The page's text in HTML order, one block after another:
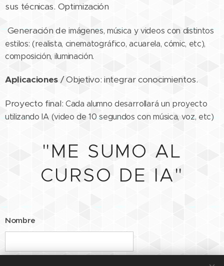
sus técnicas. Optimización
Generación de imágenes, música y videos con distintos
estilos: (realista, cinematográfico, acuarela, cómic, etc),
composición, iluminación.
Aplicaciones / Objetivo: integrar conocimientos.
Proyecto final: Cada alumno desarrollará un proyecto
utilizando IA (video de 10 segundos con música, voz, etc)
"ME SUMO AL
CURSO DE IA"
Nombre